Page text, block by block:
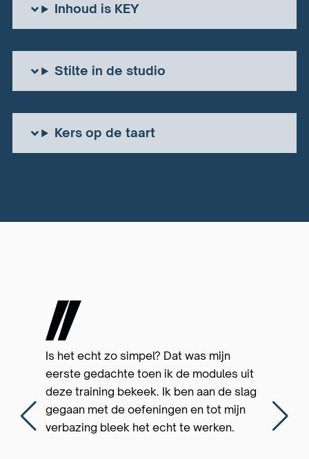
Inhoud is KEY
Stilte in de studio
Kers op de taart
Is het echt zo simpel? Dat was mijn
eerste gedachte toen ik de modules uit
deze training bekeek. Ik ben aan de slag
gegaan met de oefeningen en tot mijn
verbazing bleek het echt te werken.